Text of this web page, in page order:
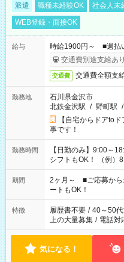
派遣 職種未経験OK 社会人未
WEB登録・面接OK
給与
時給1900円～ ■週払
交通費別途支給あり
交通費 交通費全額支
勤務地
石川県金沢市
北鉄金沢駅 / 野町駅 /
【自宅からドアto
事です！
勤務時間
【日勤のみ】9:00～18:00（休憩60
シフトもOK！ （
「家族とお休みを合
たい」 「できれば残
えてくださいね。 ※Wワーク希望の方へ 今ご覧のお仕事で希望
する勤務時間と、も
間を超える場合は応募
期間
2ヶ月～ ■ご応募から
ートもOK！
特徴 履歴書不要 / 40～50
上の大量募集 / 電話対
気になる！